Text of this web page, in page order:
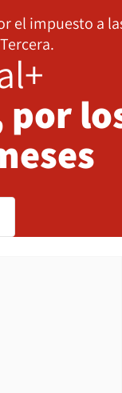
el impuesto a
por